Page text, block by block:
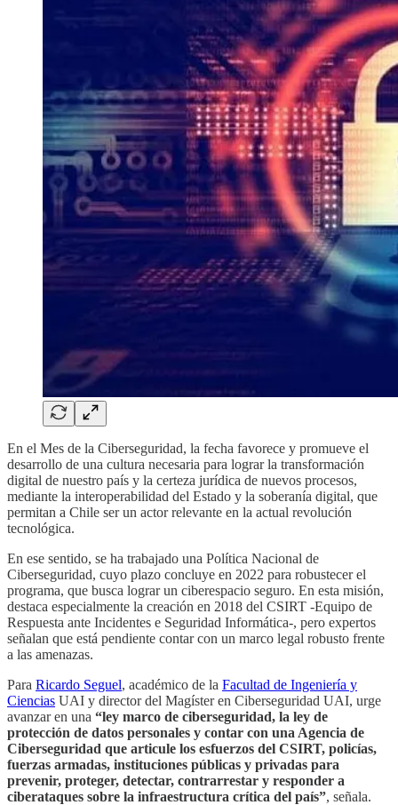
En el Mes de la Ciberseguridad, la fecha favorece y promueve el
desarrollo de una cultura necesaria para lograr la transformación
digital de nuestro país y la certeza jurídica de nuevos procesos,
mediante la interoperabilidad del Estado y la soberanía digital, que
permitan a Chile ser un actor relevante en la actual revolución
tecnológica.
En ese sentido, se ha trabajado una Política Nacional de
Ciberseguridad, cuyo plazo concluye en 2022 para robustecer el
programa, que busca lograr un ciberespacio seguro. En esta misión,
destaca especialmente la creación en 2018 del CSIRT -Equipo de
Respuesta ante Incidentes e Seguridad Informática-, pero expertos
señalan que está pendiente contar con un marco legal robusto frente
a las amenazas.
Para Ricardo Seguel, académico de la Facultad de Ingeniería y
Ciencias UAI y director del Magíster en Ciberseguridad UAI, urge
avanzar en una “ley marco de ciberseguridad, la ley de
protección de datos personales y contar con una Agencia de
Ciberseguridad que articule los esfuerzos del CSIRT, policías,
fuerzas armadas, instituciones públicas y privadas para
prevenir, proteger, detectar, contrarrestar y responder a
ciberataques sobre la infraestructura crítica del país”, señala.